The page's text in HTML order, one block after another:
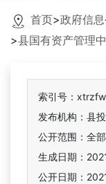
首页>政府信
>县国有资产管理
索引号：
发布机构：县
公开范围：全
生成日期：
公开日期：